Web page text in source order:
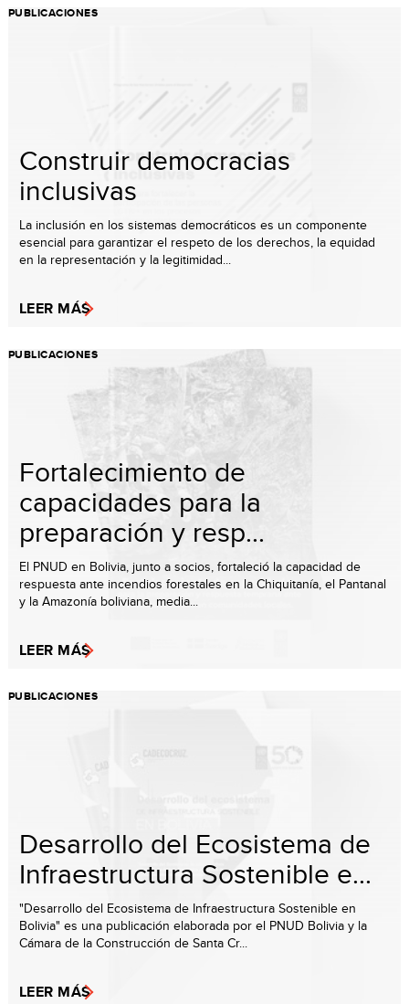
PUBLICACIONES
Construir democracias
inclusivas
La inclusión en los sistemas democráticos es un componente
esencial para garantizar el respeto de los derechos, la equidad
en la representación y la legitimidad...
LEER MÁS
PUBLICACIONES
Fortalecimiento de
capacidades para la
preparación y resp...
El PNUD en Bolivia, junto a socios, fortaleció la capacidad de
respuesta ante incendios forestales en la Chiquitanía, el Pantanal
y la Amazonía boliviana, media...
LEER MÁS
PUBLICACIONES
Desarrollo del Ecosistema de
Infraestructura Sostenible e...
"Desarrollo del Ecosistema de Infraestructura Sostenible en
Bolivia" es una publicación elaborada por el PNUD Bolivia y la
Cámara de la Construcción de Santa Cr...
LEER MÁS